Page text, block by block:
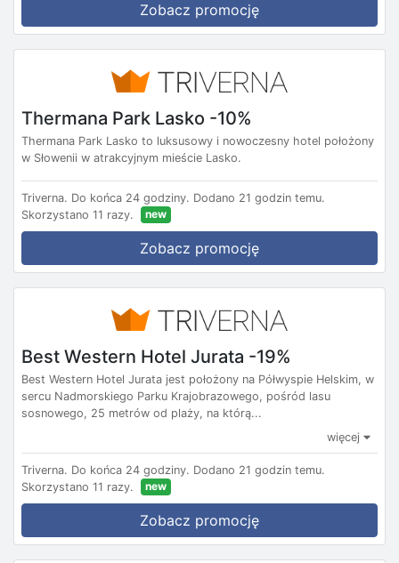
Zobacz promocję
Thermana Park Lasko -10%
Thermana Park Lasko to luksusowy i nowoczesny hotel położony
w Słowenii w atrakcyjnym mieście Lasko.
Triverna. Do końca 24 godziny. Dodano 21 godzin temu.
Skorzystano 11 razy.
new
Zobacz promocję
Best Western Hotel Jurata -19%
Best Western Hotel Jurata jest położony na Półwyspie Helskim, w
sercu Nadmorskiego Parku Krajobrazowego, pośród lasu
sosnowego, 25 metrów od plaży, na którą...
więcej
Triverna. Do końca 24 godziny. Dodano 21 godzin temu.
Skorzystano 11 razy.
new
Zobacz promocję